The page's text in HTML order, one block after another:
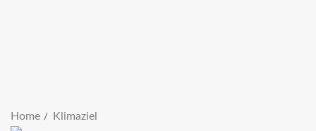
Home Klimaziel